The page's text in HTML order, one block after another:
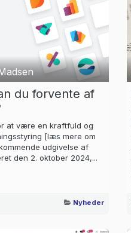
du forvente af
at være en kraftfuld og
[læs mere om
udgivelse af
den 2. oktober 2024,...
Nyheder